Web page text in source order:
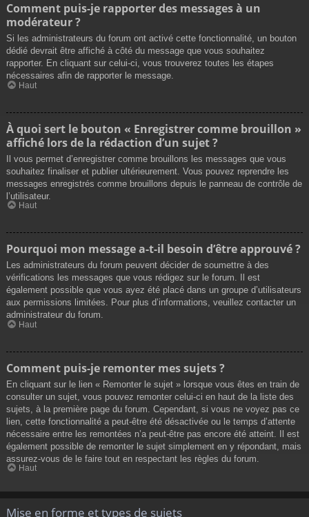
Comment puis-je rapporter des messages à un
modérateur ?
Si les administrateurs du forum ont activé cette fonctionnalité, un bouton
dédié devrait être affiché à côté du message que vous souhaitez
rapporter. En cliquant sur celui-ci, vous trouverez toutes les étapes
nécessaires afin de rapporter le message.
Haut
À quoi sert le bouton « Enregistrer comme brouillon »
affiché lors de la rédaction d’un sujet ?
Il vous permet d’enregistrer comme brouillons les messages que vous
souhaitez finaliser et publier ultérieurement. Vous pouvez reprendre les
messages enregistrés comme brouillons depuis le panneau de contrôle de
l’utilisateur.
Haut
Pourquoi mon message a-t-il besoin d’être approuvé ?
Les administrateurs du forum peuvent décider de soumettre à des
vérifications les messages que vous rédigez sur le forum. Il est
également possible que vous ayez été placé dans un groupe d’utilisateurs
aux permissions limitées. Pour plus d’informations, veuillez contacter un
administrateur du forum.
Haut
Comment puis-je remonter mes sujets ?
En cliquant sur le lien « Remonter le sujet » lorsque vous êtes en train de
consulter un sujet, vous pouvez remonter celui-ci en haut de la liste des
sujets, à la première page du forum. Cependant, si vous ne voyez pas ce
lien, cette fonctionnalité a peut-être été désactivée ou le temps d’attente
nécessaire entre les remontées n’a peut-être pas encore été atteint. Il est
également possible de remonter le sujet simplement en y répondant, mais
assurez-vous de le faire tout en respectant les règles du forum.
Haut
Mise en forme et types de sujets